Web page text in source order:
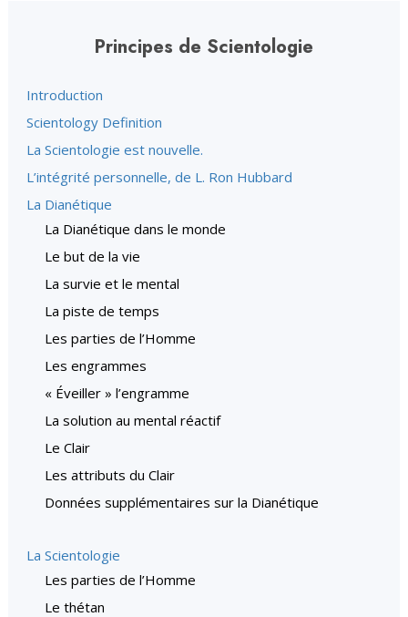
Principes de Scientologie
Introduction
Scientology Definition
La Scientologie est nouvelle.
L’intégrité personnelle, de L. Ron Hubbard
La Dianétique
La Dianétique dans le monde
Le but de la vie
La survie et le mental
La piste de temps
Les parties de l’Homme
Les engrammes
« Éveiller » l’engramme
La solution au mental réactif
Le Clair
Les attributs du Clair
Données supplémentaires sur la Dianétique
La Scientologie
Les parties de l’Homme
Le thétan